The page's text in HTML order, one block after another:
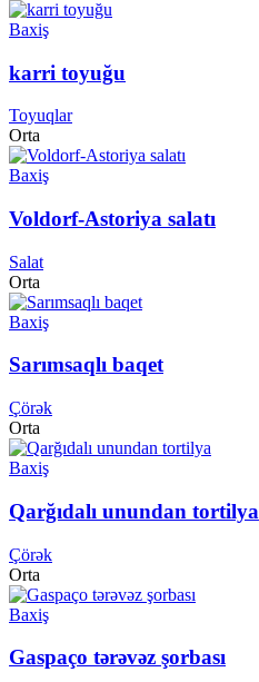
Baxiş
karri toyuğu
Toyuqlar
Orta
Baxiş
Voldorf-Astoriya salatı
Salat
Orta
Baxiş
Sarımsaqlı baqet
Çörək
Orta
Baxiş
Qarğıdalı unundan tortilya
Çörək
Orta
Baxiş
Gaspaço tərəvəz şorbası